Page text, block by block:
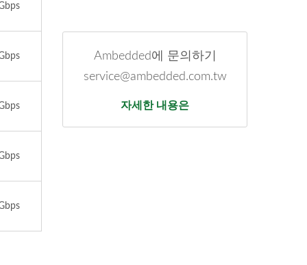
Ambedded에 문의하기
service@ambedded.com.tw
자세한 내용은